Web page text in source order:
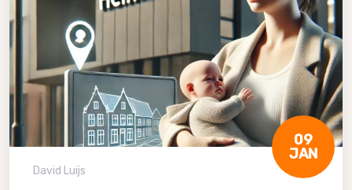
09
JAN
David Luijs